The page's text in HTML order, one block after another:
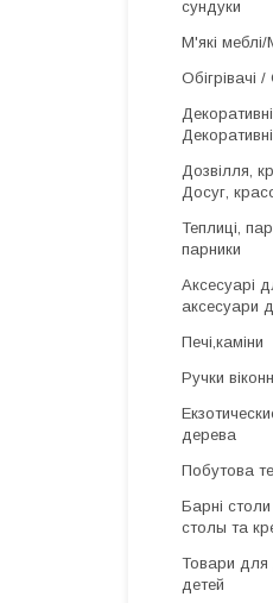
сундуки
М'які
Обігрівачі
Дозвілля,
Досуг,
Теплиці,
парники
Аксесуарі
аксесуари
Печі,каміни
Ручки
дерева
Побутова
Барні
столы та
Товари для
детей